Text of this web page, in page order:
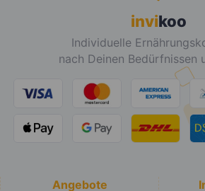
invikoo
Individuelle
nach Deinen Bedürfnissen
Angebote